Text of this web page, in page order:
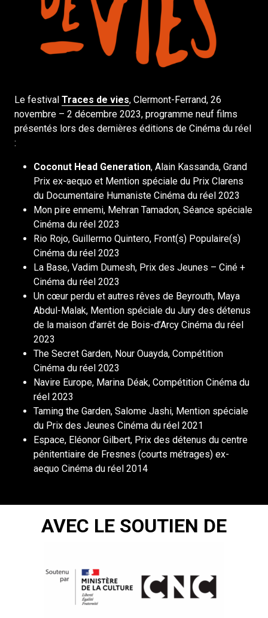
Le festival Traces de vies, Clermont-Ferrand, 26
novembre – 2 décembre 2023, programme neuf films
présentés lors des dernières éditions de Cinéma du réel
:
Coconut Head Generation, Alain Kassanda, Grand
Prix ex-aequo et Mention spéciale du Prix Clarens
du Documentaire Humaniste Cinéma du réel 2023
Mon pire ennemi, Mehran Tamadon, Séance spéciale
Cinéma du réel 2023
Rio Rojo, Guillermo Quintero, Front(s) Populaire(s)
Cinéma du réel 2023
La Base, Vadim Dumesh, Prix des Jeunes – Ciné +
Cinéma du réel 2023
Un cœur perdu et autres rêves de Beyrouth, Maya
Abdul-Malak, Mention spéciale du Jury des détenus
de la maison d’arrêt de Bois-d’Arcy Cinéma du réel
2023
The Secret Garden, Nour Ouayda, Compétition
Cinéma du réel 2023
Navire Europe, Marina Déak, Compétition Cinéma du
réel 2023
Taming the Garden, Salome Jashi, Mention spéciale
du Prix des Jeunes Cinéma du réel 2021
Espace, Eléonor Gilbert, Prix des détenus du centre
pénitentiaire de Fresnes (courts métrages) ex-
aequo Cinéma du réel 2014
AVEC LE SOUTIEN DE